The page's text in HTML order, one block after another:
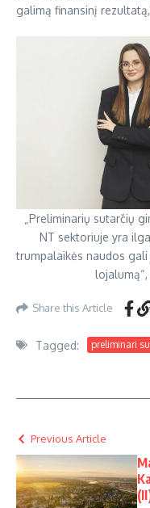
galimą finansinį
„Preliminarių sutarčių
NT sektoriuje yra
trumpalaikės naudos
Share this Article
Tagged: preliminari
Previous Article